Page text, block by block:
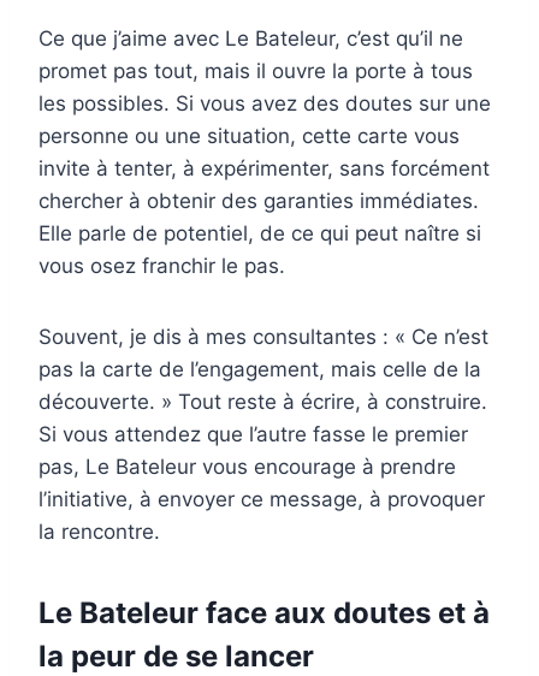
Ce que j’aime avec Le Bateleur, c’est qu’il ne
promet pas tout, mais il ouvre la porte à tous
les possibles. Si vous avez des doutes sur une
personne ou une situation, cette carte vous
invite à tenter, à expérimenter, sans forcément
chercher à obtenir des garanties immédiates.
Elle parle de potentiel, de ce qui peut naître si
vous osez franchir le pas.
Souvent, je dis à mes consultantes : « Ce n’est
pas la carte de l’engagement, mais celle de la
découverte. » Tout reste à écrire, à construire.
Si vous attendez que l’autre fasse le premier
pas, Le Bateleur vous encourage à prendre
l’initiative, à envoyer ce message, à provoquer
la rencontre.
Le Bateleur face aux doutes et à
la peur de se lancer